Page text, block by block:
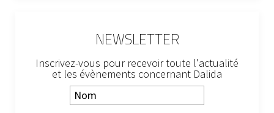
NEWSLETTER
Inscrivez-vous pour recevoir toute l'actualité
et les évènements concernant Dalida